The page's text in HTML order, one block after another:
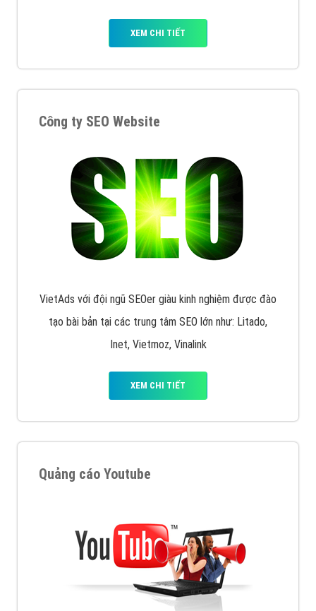
XEM CHI TIẾT
Công ty SEO Website
VietAds với đội ngũ SEOer giàu kinh nghiệm được đào
tạo bài bản tại các trung tâm SEO lớn như: Litado,
Inet, Vietmoz, Vinalink
XEM CHI TIẾT
Quảng cáo Youtube